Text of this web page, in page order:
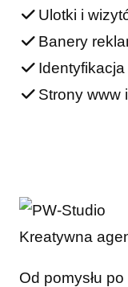
Ulotki i
Banery
Strony www
Kreatywna
Od pomysłu